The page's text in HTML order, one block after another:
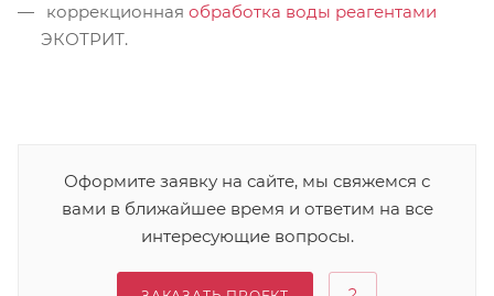
коррекционная обработка воды реагентами
ЭКОТРИТ.
Оформите заявку на сайте, мы свяжемся с
вами в ближайшее время и ответим на все
интересующие вопросы.